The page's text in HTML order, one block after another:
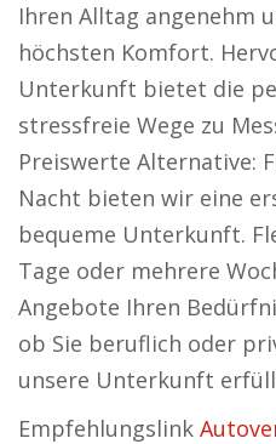
Ihren Alltag angenehm
höchsten Komfort.
Unterkunft bietet die
stressfreie Wege zu
Preiswerte Alternative:
Nacht bieten wir eine
bequeme Unterkunft.
Tage oder mehrere
Angebote Ihren
ob Sie beruflich oder
unsere Unterkunft
Empfehlungslink